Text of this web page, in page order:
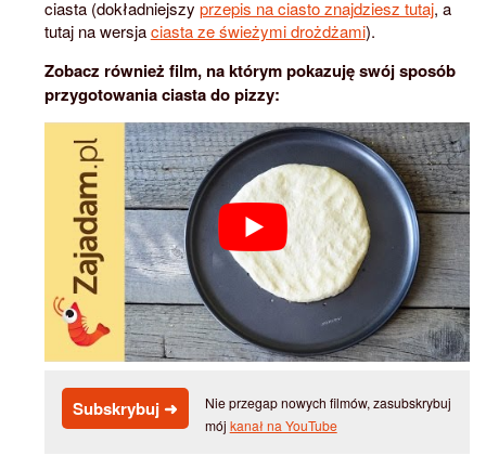
ciasta (dokładniejszy przepis na ciasto znajdziesz tutaj, a
tutaj na wersjaciasta ze świeżymi drożdżami).
Zobacz również film, na którym pokazuję swój sposób
przygotowania ciasta do pizzy:
Subskrybuj ➜
Nie przegap nowych filmów, zasubskrybuj
mój kanał na YouTube